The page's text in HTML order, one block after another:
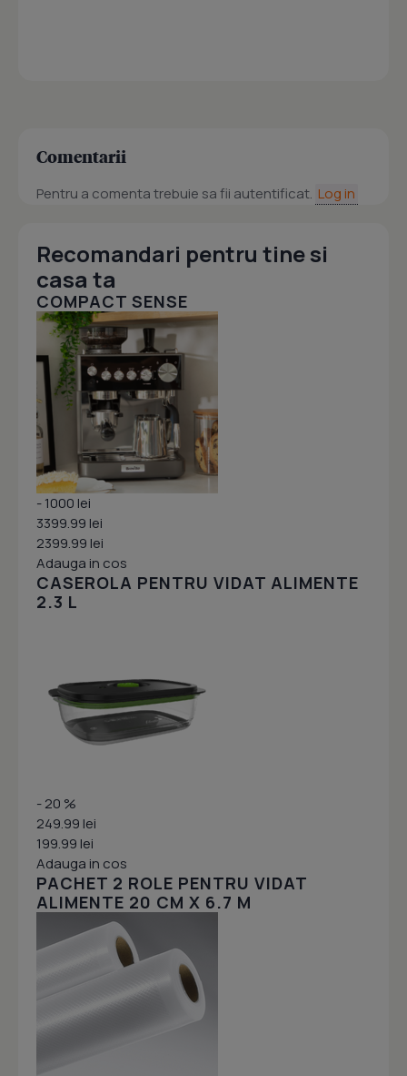
Comentarii
Pentru a comenta trebuie sa fii autentificat. Log in
Recomandari pentru tine si
casa ta
COMPACT SENSE
- 1000 lei
3399.99 lei
2399.99 lei
Adauga in cos
CASEROLA PENTRU VIDAT ALIMENTE
2.3 L
- 20 %
249.99 lei
199.99 lei
Adauga in cos
PACHET 2 ROLE PENTRU VIDAT
ALIMENTE 20 CM X 6.7 M